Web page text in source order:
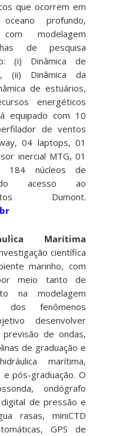
que ocorrem em
profundo,
modelagem
de pesquisa
(i) Dinâmica de
(ii) Dinâmica da
de estuários,
energéticos
equipado com 10
de ventos
04 laptops, 01
inercial MTG, 01
núcleos de
do acesso ao
Dumont.
Marítima
científica
marinho, com
meio tanto de
na modelagem
fenômenos
desenvolver
de ondas,
de graduação e
marítima,
pós-graduação. O
ondógrafo
de pressão e
rasas, miniCTD
GPS de